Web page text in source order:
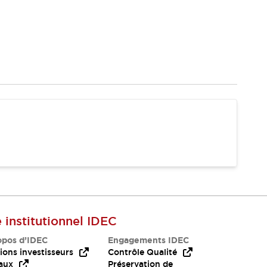
institutionnel IDEC
d’IDEC
investisseurs
Engagements IDEC
Contrôle Qualité
Préservation de